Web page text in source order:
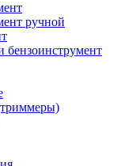
ручной
бензоинструмент